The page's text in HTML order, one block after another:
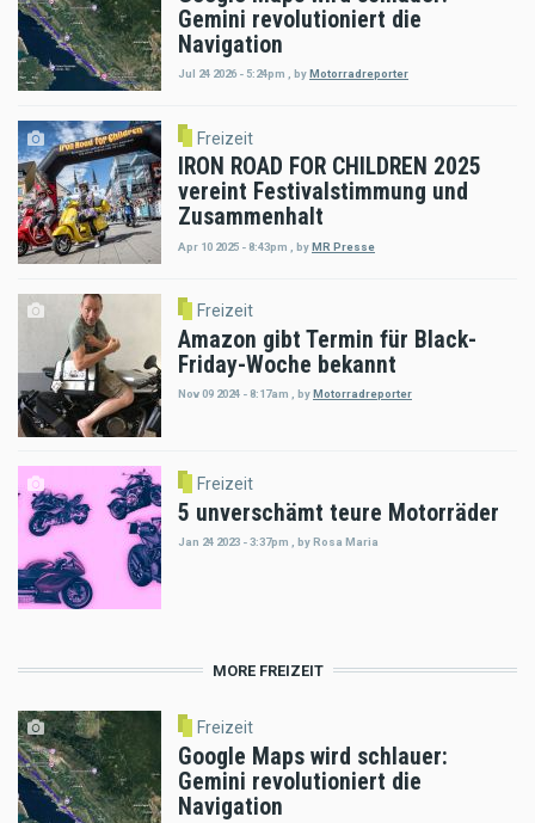
Gemini revolutioniert die
Navigation
Jul 24 2026 - 5:24pm byMotorradreporter
Freizeit
IRON ROAD FOR CHILDREN 2025
vereint Festivalstimmung und
Zusammenhalt
Apr 10 2025 - 8:43pm byMR Presse
Freizeit
Amazon gibt Termin für Black-
Friday-Woche bekannt
Nov 09 2024 - 8:17am , by Motorradreporter
Freizeit
5 unverschämt teure Motorräder
Jan 24 2023 - 3:37pm , byRosa Maria
MORE FREIZEIT
Freizeit
Google Maps wird schlauer:
Gemini revolutioniert die
Navigation